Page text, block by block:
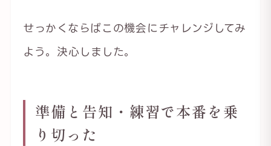
せっかくならばこの機会にチャレンジしてみ
よう。決心しました。
準備と告知・練習で本番を乗
り切った